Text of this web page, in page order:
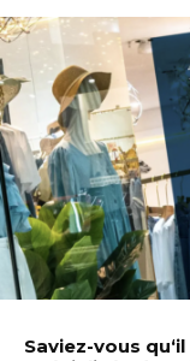
Saviez-vous